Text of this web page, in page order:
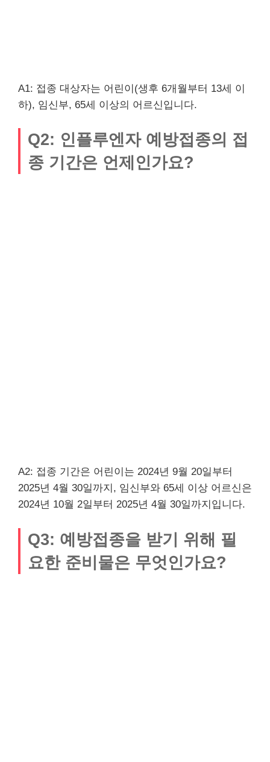
A1: 접종 대상자는 어린이(생후 6개월부터 13세 이
하), 임신부, 65세 이상의 어르신입니다.
Q2: 인플루엔자 예방접종의 접
종 기간은 언제인가요?
A2: 접종 기간은 어린이는 2024년 9월 20일부터
2025년 4월 30일까지, 임신부와 65세 이상 어르신은
2024년 10월 2일부터 2025년 4월 30일까지입니다.
Q3: 예방접종을 받기 위해 필
요한 준비물은 무엇인가요?